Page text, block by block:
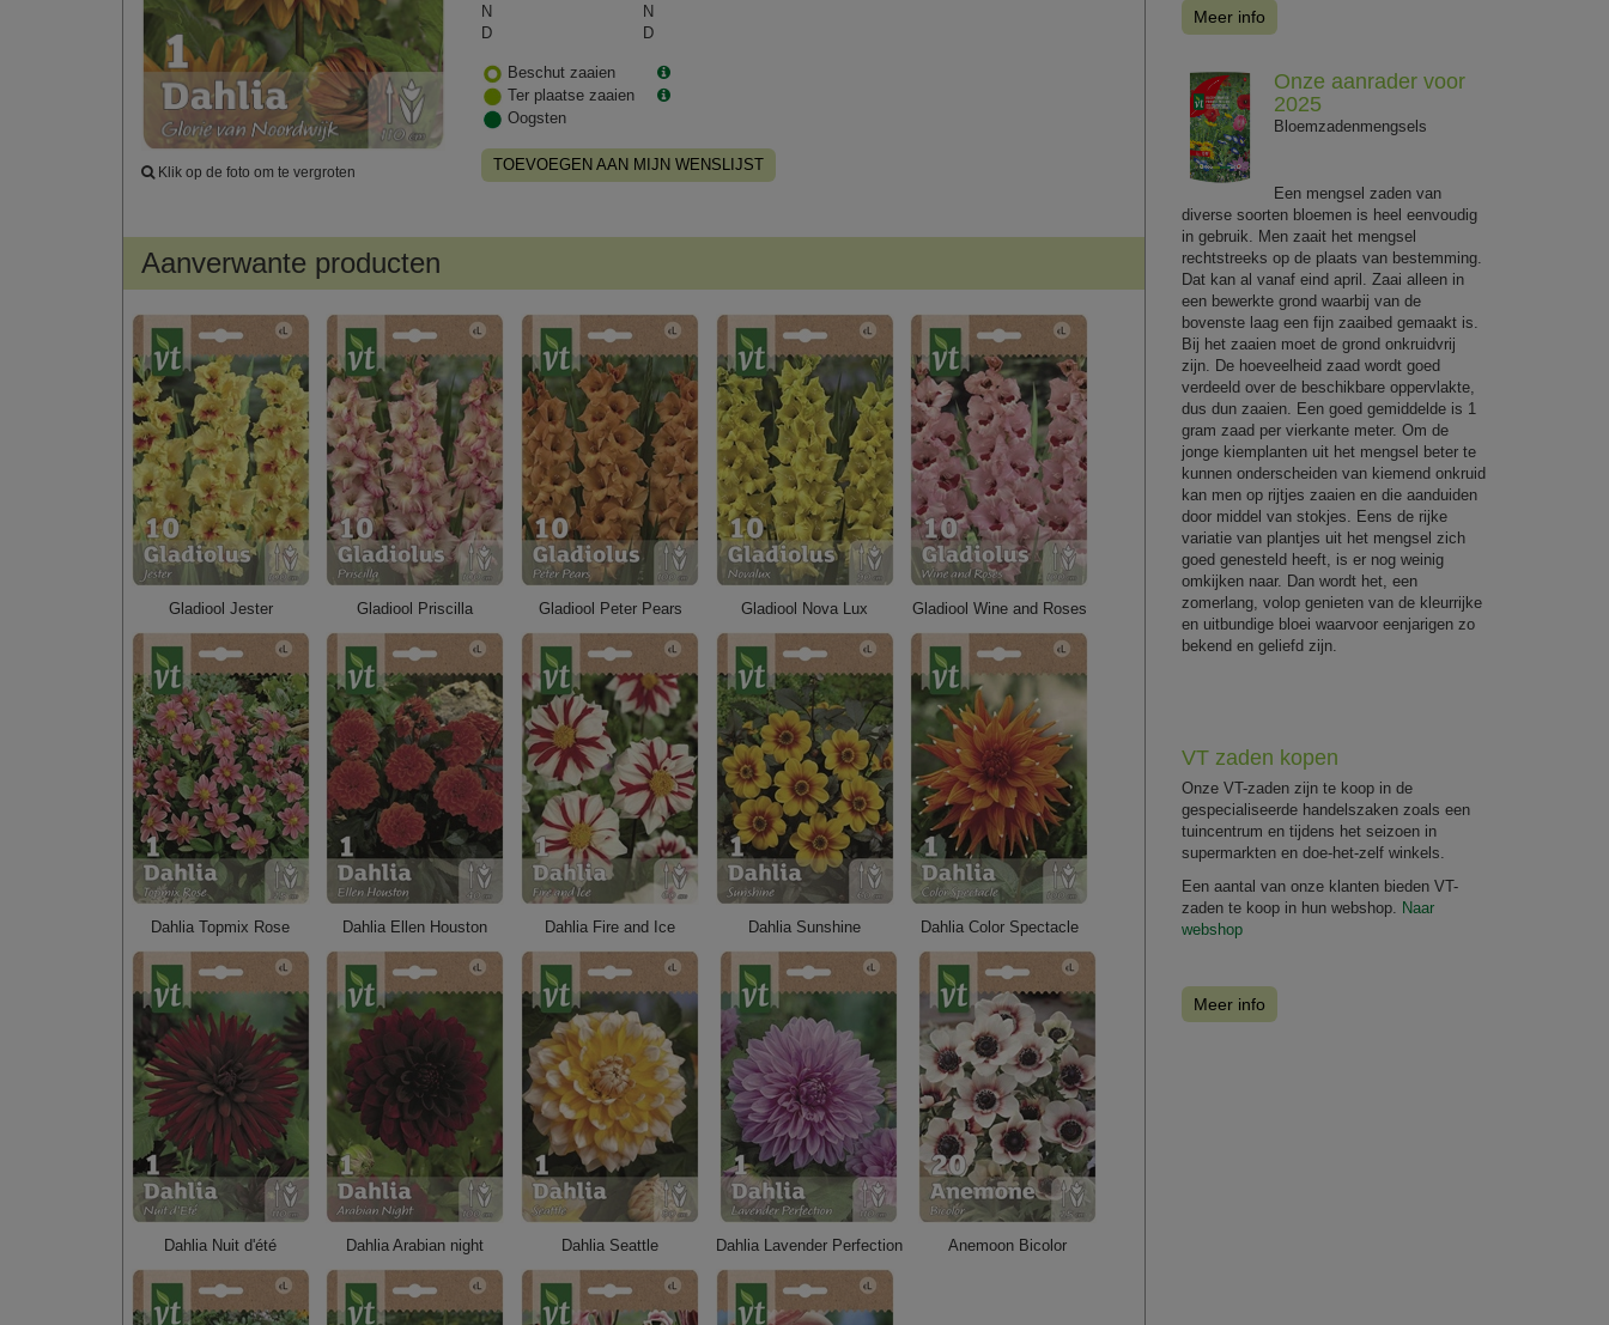
Klik op de foto om te vergroten
N
N
D
D
Beschut zaaien
Ter plaatse zaaien
Oogsten
TOEVOEGEN AAN MIJN WENSLIJST
Aanverwante producten
Gladiool Jester Gladiool Priscilla Gladiool Peter Pears Gladiool Nova Lux Gladiool Wine and Roses
Dahlia Topmix Rose Dahlia Ellen Houston Dahlia Fire and Ice Dahlia Sunshine Dahlia Color Spectacle
Dahlia Nuit d'été Dahlia Arabian night Dahlia Seattle Dahlia Lavender Perfection Anemoon Bicolor
Meer info
Onze aanrader voor
2025
Bloemzadenmengsels
Een mengsel zaden van
diverse soorten bloemen is heel eenvoudig
in gebruik. Men zaait het mengsel
rechtstreeks op de plaats van bestemming.
Dat kan al vanaf eind april. Zaai alleen in
een bewerkte grond waarbij van de
bovenste laag een fijn zaaibed gemaakt is.
Bij het zaaien moet de grond onkruidvrij
zijn. De hoeveelheid zaad wordt goed
verdeeld over de beschikbare oppervlakte,
dus dun zaaien. Een goed gemiddelde is 1
gram zaad per vierkante meter. Om de
jonge kiemplanten uit het mengsel beter te
kunnen onderscheiden van kiemend onkruid
kan men op rijtjes zaaien en die aanduiden
door middel van stokjes. Eens de rijke
variatie van plantjes uit het mengsel zich
goed genesteld heeft, is er nog weinig
omkijken naar. Dan wordt het, een
zomerlang, volop genieten van de kleurrijke
en uitbundige bloei waarvoor eenjarigen zo
bekend en geliefd zijn.
VT zaden kopen
Onze VT-zaden zijn te koop in de
gespecialiseerde handelszaken zoals een
tuincentrum en tijdens het seizoen in
supermarkten en doe-het-zelf winkels.
Een aantal van onze klanten bieden VT-
zaden te koop in hun webshop. Naar
webshop
Meer info